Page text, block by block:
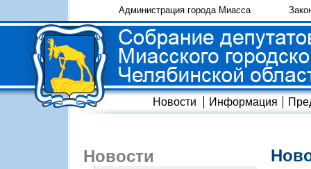
Администрация города Миасса
Новости Информация
Новости